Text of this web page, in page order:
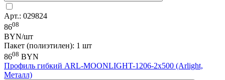
Арт.: 029824
8608
BYN/шт
Пакет (полиэтилен): 1 шт
8608 BYN
Профиль гибкий ARL-MOONLIGHT-1206-2x500 (Arlight,
Металл)